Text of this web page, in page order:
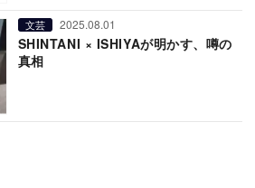
文芸 2025.08.01
SHINTANI × ISHIYAが明かす、噂の
真相